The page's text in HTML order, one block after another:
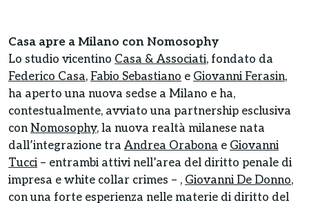
Casa apre a Milano con Nomosophy
Lo studio vicentino Casa & Associati, fondato da
Federico Casa, Fabio Sebastiano e Giovanni Ferasin,
ha aperto una nuova sedse a Milano e ha,
contestualmente, avviato una partnership esclusiva
conNomosophy, la nuova realtà milanese nata
dall’integrazione tra Andrea Orabona e Giovanni
Tucci – entrambi attivi nell’area del diritto penale di
impresa e white collar crimes – , Giovanni De Donno,
con una forte esperienza nelle materie di diritto del